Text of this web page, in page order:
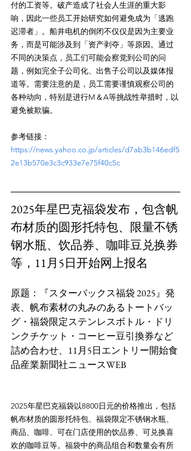
付的工资等。破产造成了社会人生涯的重大影
响，因此一些员工开始研究如何避免成为「逃跑
迟滞者」。船井电机的倒闭不仅仅是因为主要业
务，而是可能涉及到「资产剥夺」等原因。通过
不同的决策点，员工们可能会察觉到公司的问
题，例如完全子公司化、出售子公司以及媒体报
道等。需要注意的是，员工需要谨慎观察公司的
各种动向，特别是进行M＆A等挑战性举措时，以
参考链接：
https://news.yahoo.co.jp/articles/d7ab3b146edf5
2e13b570e3c3c933e7e75f40c5c
2025年星巴克福袋发布，包含帆
布材质的圆形托特包、限量不锈
钢水瓶、饮品券、咖啡豆兑换券
等，11月5日开始网上报名
原题：『スターバックス福袋 2025』発
表、帆布素材の丸みのあるトートバッ
グ・福袋限定ステンレスボトル・ドリ
ンクチケット・コーヒー豆引換券など
詰め合わせ、11月5日エントリー開始食
2025年星巴克福袋以8800日元的价格推出，包括
帆布材质的圆形托特包、福袋限定不锈钢水瓶、
商品、咖啡、可在门店使用的饮品券、可兑换喜
欢的咖啡豆等。福袋中的商品组合和数量会有所